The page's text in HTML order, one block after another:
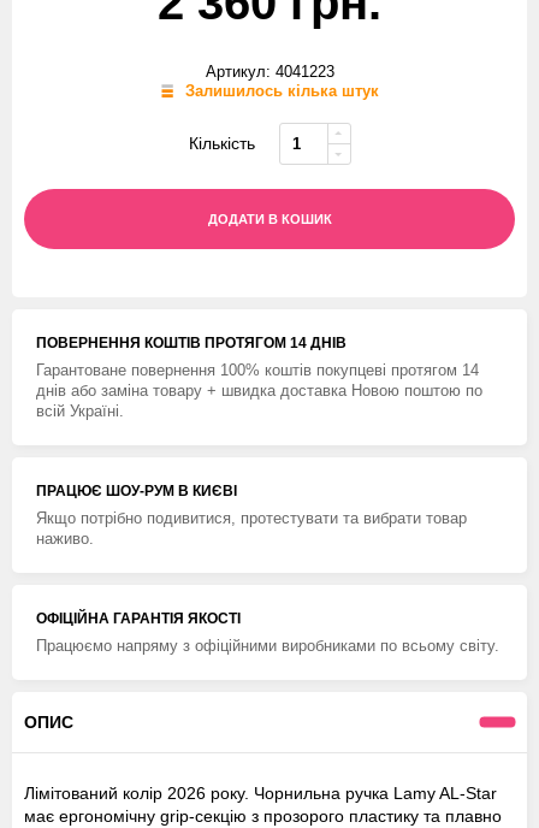
Артикул: 4041223
Залишилось кілька штук
Кількість
ДОДАТИ В КОШИК
ПОВЕРНЕННЯ КОШТIВ ПРОТЯГОМ 14 ДНIВ
Гарантоване повернення 100% коштів покупцеві протягом 14
днів або заміна товару + швидка доставка Новою поштою по
всій Україні.
ПРАЦЮЄ ШОУ-РУМ В КИЄВІ
Якщо потрібно подивитися, протестувати та вибрати товар
наживо.
ОФІЦІЙНА ГАРАНТІЯ ЯКОСТІ
Працюємо напряму з офіційними виробниками по всьому світу.
ОПИС
Лімітований колір 2026 року. Чорнильна ручка Lamy AL-Star
має ергономічну grip-секцію з прозорого пластику та плавно